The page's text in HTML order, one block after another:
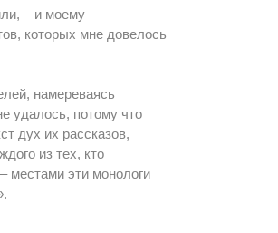
– и моему
которых мне довелось
намереваясь
удалось, потому что
дух их рассказов,
из тех, кто
местами эти монологи